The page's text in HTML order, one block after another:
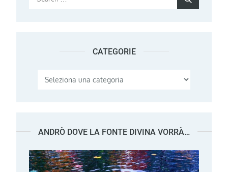
CATEGORIE
Categorie
ANDRÒ DOVE LA FONTE DIVINA VORRÀ…